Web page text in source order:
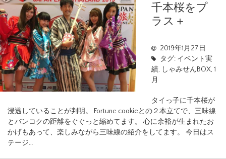
千本桜をプ
ラス＋
2019年1月27日
タグ: イベント実
績, しゃみせんBOX, 1
月
タイっ子に千本桜が
浸透していることが判明。 Fortune cookieとの２本立てで、三味線
とバンコクの距離をぐぐっと縮めてます。 心に余裕が生まれたお
かげもあって、楽しみながら三味線の紹介をしてます。 今日はス
テージ…